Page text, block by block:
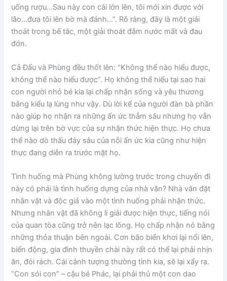
uống rượu…Sau này con cái lớn lên, tôi mới xin được với
lão…đưa tôi lên bờ mà đánh…”. Rõ ràng, đây là một giải
thoát trong bế tắc, một giải thoát đẫm nước mất và đau
đớn.
Cả Đẩu và Phùng đều thốt lên: “Không thể nào hiểu được,
không thể nào hiểu được”. Họ không thể hiểu tại sao hai
con người nhỏ bé kia lại chấp nhận sống và yêu thương
bằng kiểu lạ lùng như vậy. Dù lời kể của người đàn bà phần
nào giúp họ nhận ra những ẩn ức thẳm sâu nhưng họ vẫn
dừng lại trên bờ vực của sự nhận thức hiện thực. Họ chưa
thể nào dò thấu đáy sâu của nỗi ẩn ức kia cũng như hiện
thực đang diễn ra trước mặt họ.
Tình huống mà Phùng không lường trước trong chuyến đi
này có phải là tình huống dựng của nhà văn? Nhà văn đặt
nhân vật và độc giả vào một tình huống phải nhận thức.
Nhưng nhân vật đã không lí giải được hiện thực, tiếng nói
của quan tòa cũng trở nên lạc lõng. Họ chấp nhận nó bằng
những thỏa thuận bên ngoài. Cơn bão biển khơi lại nổi lên,
biển động, gia đình thuyền chài này rất có thể lại phải nhịn
ăn, đói rách. Cái cảnh tượng thường tình kia, sẽ lại xẩy ra.
“Con sói con” – cậu bé Phác, lại phải thủ một con dao